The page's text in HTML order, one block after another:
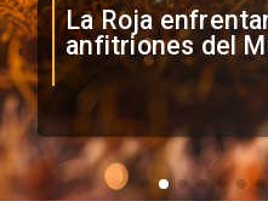
La Roja
anfitriones del